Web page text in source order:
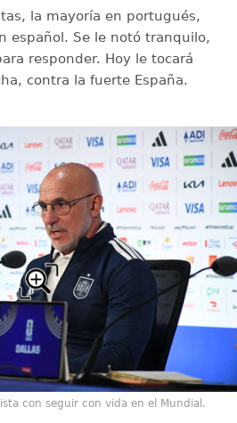
la mayoría en portugués,
español. Se le notó tranquilo,
responder. Hoy le tocará
contra la fuerte España.
con seguir con vida en el Mundial.